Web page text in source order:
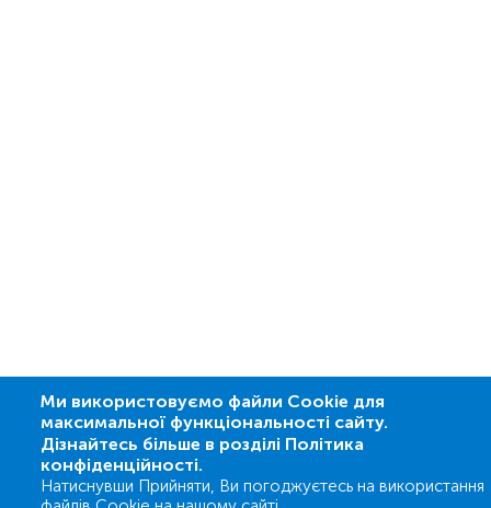
Ми використовуємо файли Cookie для
максимальної функціональності сайту.
Дізнайтесь більше в розділі Політика
конфіденційності.
Натиснувши Прийняти, Ви погоджуєтесь на використання